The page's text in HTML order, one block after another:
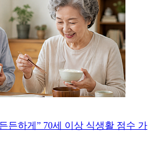
든하게” 70세 이상 식생활 점수 가